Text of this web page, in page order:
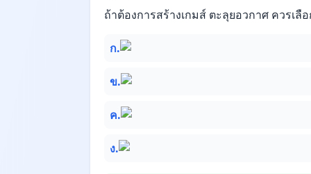
ถ้าต้องการสร้างเกมส์ ตะลุยอวกาศ ควรเ
ก.
ข.
ค.
ง.